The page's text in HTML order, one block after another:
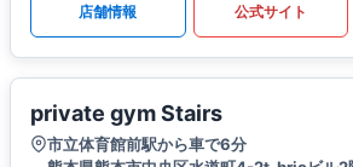
店舗情報 公式サイト
private gym Stairs
市立体育館前駅から車で6分